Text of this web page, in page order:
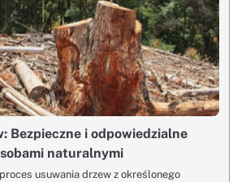
Bezpieczne i odpowiedzialne
naturalnymi
usuwania drzew z określonego